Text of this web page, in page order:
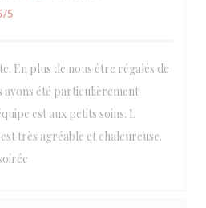
/5
En plus de nous être régalés de
avons été particulièrement
est aux petits soins. L
très agréable et chaleureuse.